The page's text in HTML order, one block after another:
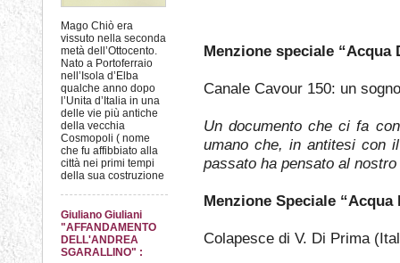
Mago Chiò era
vissuto nella seconda
metà dell’Ottocento.
Nato a Portoferraio
nell’Isola d’Elba
qualche anno dopo
l’Unita d’Italia in una
delle vie più antiche
della vecchia
Cosmopoli ( nome
che fu affibbiato alla
città nei primi tempi
della sua costruzione
Giuliano Giuliani
"AFFANDAMENTO
DELL'ANDREA
SGARALLINO" :
Menzione speciale “Acqua
Canale Cavour 150: un
Un documento che ci fa
umano che, in antitesi con
passato ha pensato al
Menzione Speciale “Acqua
Colapesce di V. Di Prima